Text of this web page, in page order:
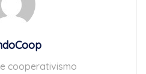
cooperativismo